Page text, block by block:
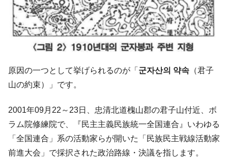
『Money1』
韓国･帰ってきた李在明。李在明を支持しな
い「50.5％」に上昇
『Money1』
韓国大統領府ボンクラ政策室長が告発され
た ⇒ 国家が行った恐るべき株価操作であり、空前の国政壟
『Money1』
韓国･警察職員が「丸刈りになって抗議活
動」
『Money1』
中国だけが鉄鋼輸出を異常増加させる ⇒ 中
国の過剰生産が世界を蝕む。
『Money1』
韓国製造業「半導体絶好調」のウラで他業
種は全般的「不調」⇒ PSIが示す現況は決して良くない。
原因の一つとして挙げられるのが「 군자산의 약속 （君子
山の約束）」です。
2001年09月22～23日、忠清北道槐山郡の君子山付近、ボ
ラム院修練院で、『民主主義民族統一全国連合』いわゆる
「全国連合」系の活動家らが開いた「民族民主戦線活動家
前進大会」で採択された政治路線・決議を指します。